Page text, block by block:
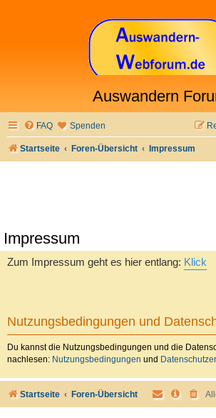
Auswandern
FAQ Spenden
Startseite Foren-Übersicht Impressum
Impressum
Zum Impressum geht es hier entlang: Klick
Nutzungsbedingungen und
Du kannst die Nutzungsbedingungen und die
nachlesen: Nutzungsbedingungen und
Startseite Foren-Übersicht